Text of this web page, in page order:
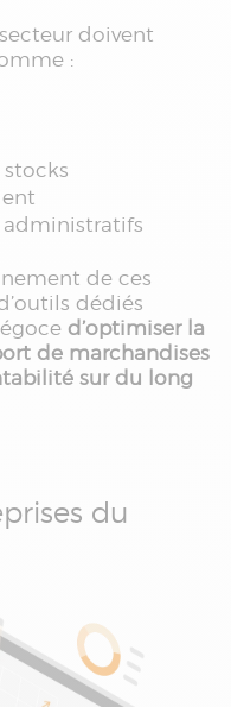
doivent
:
de ces
dédiés
d’optimiser la
de marchandises
sur du long
du